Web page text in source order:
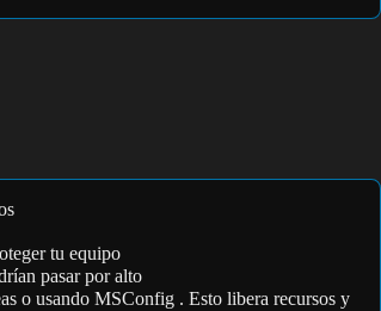
tu equipo
pasar por alto
o usando MSConfig . Esto libera recursos y